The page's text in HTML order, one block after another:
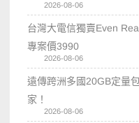
2026-08-06
台灣大電信獨賣Even
專案價3990
2026-08-06
遠傳跨洲多國20GB定量
家！
2026-08-06